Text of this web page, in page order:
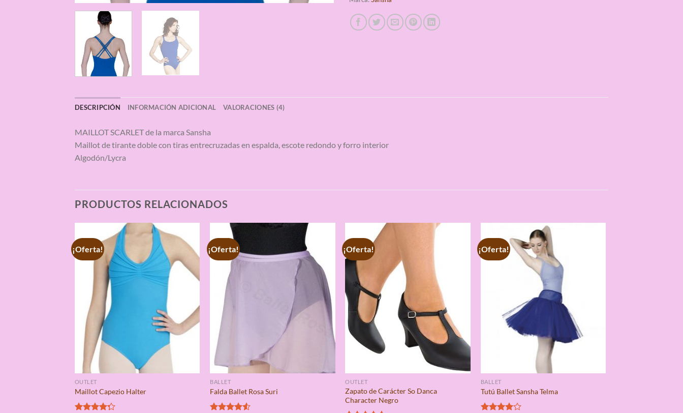
DESCRIPCIÓN INFORMACIÓN ADICIONAL VALORACIONES (4)
MAILLOT SCARLET de la marca Sansha
Maillot de tirante doble con tiras entrecruzadas en espalda, escote redondo y forro interior
Algodón/Lycra
PRODUCTOS RELACIONADOS
¡Oferta!
OUTLET
Maillot Capezio Halter
¡Oferta!
BALLET
Falda Ballet Rosa Suri
¡Oferta!
OUTLET
Zapato de Carácter So Danca
Character Negro
¡Oferta!
BALLET
Tutú Ballet Sansha Telma